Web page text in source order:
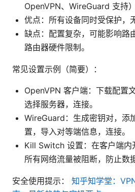
OpenVPN、WireGuard 支持）
优点：所有设备同时受保护，
缺点：配置复杂，可能影响路
路由器硬件限制。
常见设置示例（简要）：
OpenVPN 客户端：下载配置
选择服务器，连接。
WireGuard：生成密钥对，添
置，导入对等端信息，连接。
Kill Switch 设置：在客户端内
所有网络流量被阻断，防止数
安全使用提示： 知乎知学堂：